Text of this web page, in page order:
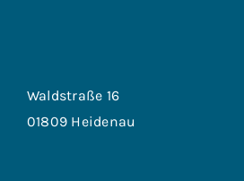
Waldstraße 16
01809 Heidenau